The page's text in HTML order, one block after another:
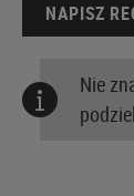
NAPISZ
Nie